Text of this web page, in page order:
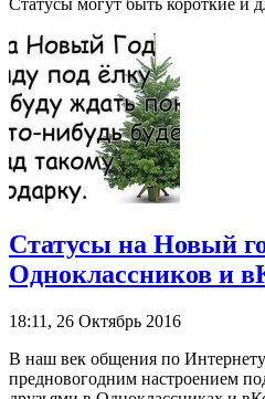
Статусы на Новый
Одноклассников и
18:11, 26 Октябрь 2016
В наш век общения по
предновогодним настроением